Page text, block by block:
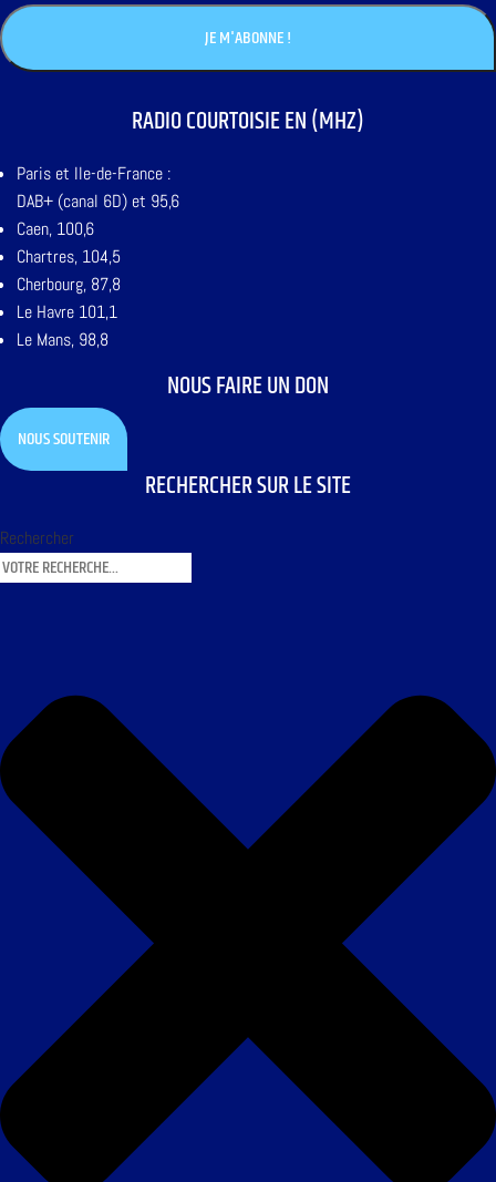
RADIO COURTOISIE EN (MHZ)
Paris et Ile-de-France :
DAB+ (canal 6D) et 95,6
Caen, 100,6
Chartres, 104,5
Cherbourg, 87,8
Le Havre 101,1
Le Mans, 98,8
NOUS FAIRE UN DON
NOUS SOUTENIR
RECHERCHER SUR LE SITE
Rechercher